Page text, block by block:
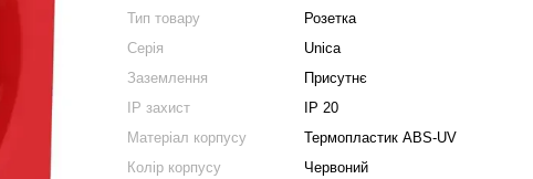
Тип товару
Розетка
Серія
Unica
Заземлення
Присутнє
IP захист
IP 20
Матеріал корпусу
Термопластик ABS-UV
Колір корпусу
Червоний